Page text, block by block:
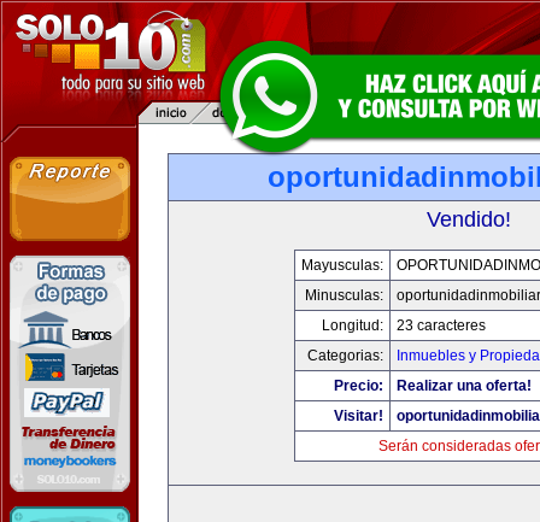
Vendido!
Mayusculas:
Minusculas:
Longitud:
23 caracteres
Categorias:
Inmuebles y
Precio:
Realizar una oferta!
Visitar!
Serán consideradas